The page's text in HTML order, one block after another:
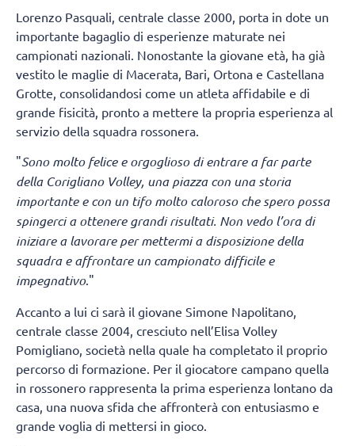
Lorenzo Pasquali, centrale classe 2000, porta in dote un
importante bagaglio di esperienze maturate nei
campionati nazionali. Nonostante la giovane età, ha già
vestito le maglie di Macerata, Bari, Ortona e Castellana
Grotte, consolidandosi come un atleta affidabile e di
grande fisicità, pronto a mettere la propria esperienza al
servizio della squadra rossonera.
"Sono molto felice e orgoglioso di entrare a far parte
della Corigliano Volley, una piazza con una storia
importante e con un tifo molto caloroso che spero possa
spingerci a ottenere grandi risultati. Non vedo l’ora di
iniziare a lavorare per mettermi a disposizione della
squadra e affrontare un campionato difficile e
impegnativo."
Accanto a lui ci sarà il giovane Simone Napolitano,
centrale classe 2004, cresciuto nell’Elisa Volley
Pomigliano, società nella quale ha completato il proprio
percorso di formazione. Per il giocatore campano quella
in rossonero rappresenta la prima esperienza lontano da
casa, una nuova sfida che affronterà con entusiasmo e
grande voglia di mettersi in gioco.